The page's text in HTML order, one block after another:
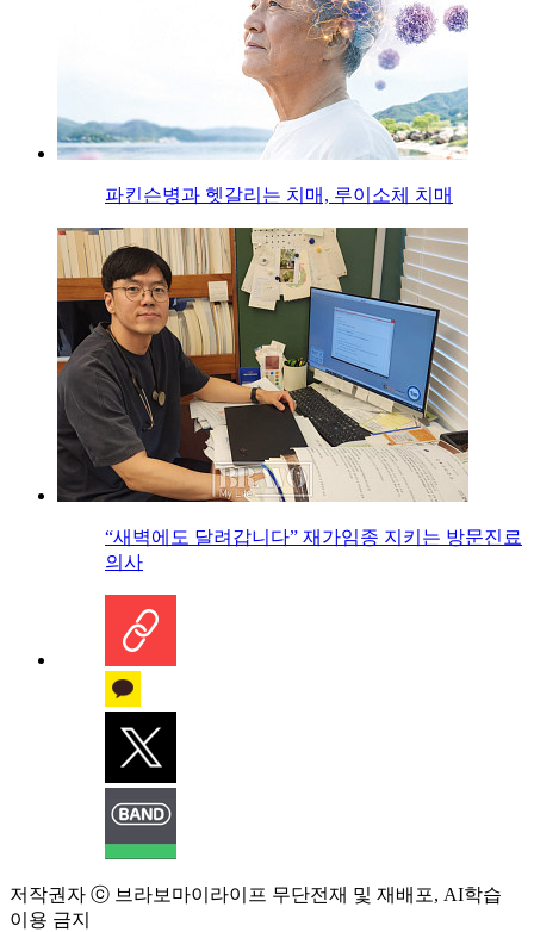
파킨슨병과 헷갈리는 치매, 루이소체 치매
“새벽에도 달려갑니다” 재가임종 지키는 방문진료
의사
저작권자 ⓒ 브라보마이라이프 무단전재 및 재배포, AI학습
이용 금지